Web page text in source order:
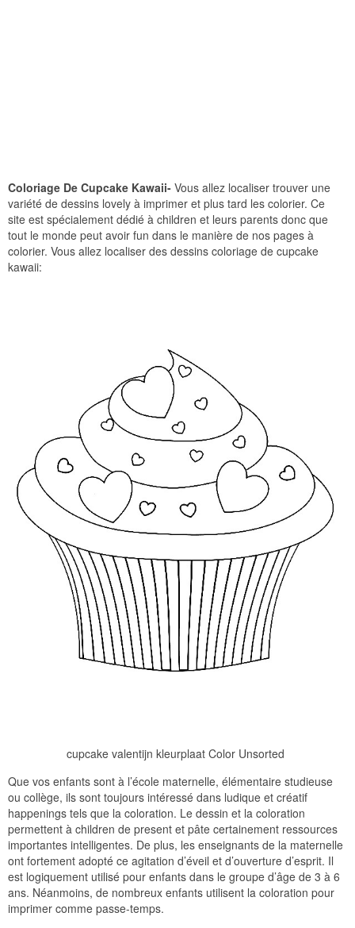
Coloriage De Cupcake Kawaii- Vous allez localiser trouver une
variété de dessins lovely à imprimer et plus tard les colorier. Ce
site est spécialement dédié à children et leurs parents donc que
tout le monde peut avoir fun dans le manière de nos pages à
colorier. Vous allez localiser des dessins coloriage de cupcake
kawaii:
cupcake valentijn kleurplaat Color Unsorted
Que vos enfants sont à l’école maternelle, élémentaire studieuse
ou collège, ils sont toujours intéressé dans ludique et créatif
happenings tels que la coloration. Le dessin et la coloration
permettent à children de present et pâte certainement ressources
importantes intelligentes. De plus, les enseignants de la maternelle
ont fortement adopté ce agitation d’éveil et d’ouverture d’esprit. Il
est logiquement utilisé pour enfants dans le groupe d’âge de 3 à 6
ans. Néanmoins, de nombreux enfants utilisent la coloration pour
imprimer comme passe-temps.